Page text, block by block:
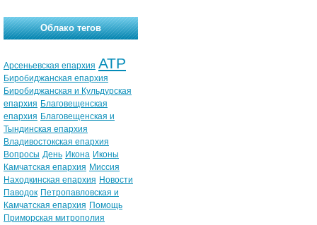
Облако тегов
Арсеньевская епархия АТР
Биробиджанская епархия
Биробиджанская и Кульдурская
епархия Благовещенская
епархия Благовещенская и
Тындинская епархия
Владивостокская епархия
Вопросы День Икона Иконы
Камчатская епархия Миссия
Находкинская епархия Новости
Паводок Петропавловская и
Камчатская епархия Помощь
Приморская митрополия